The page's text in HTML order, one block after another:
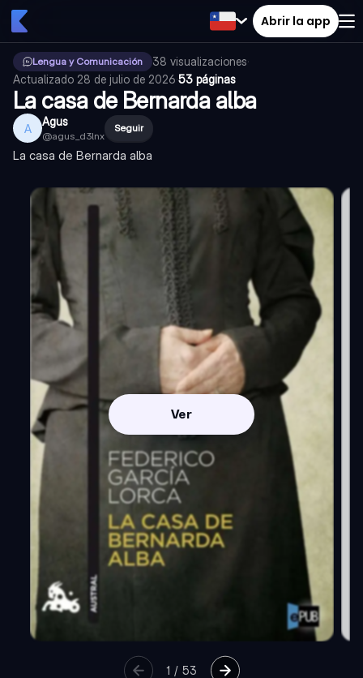
Abrir la app
Lengua y Comunicación 38 visualizaciones·
Actualizado 28 de julio de 2026·53 páginas
La casa de Bernarda alba
A Agus
@agus_d3lnx
Seguir
La casa de Bernarda alba
Ver
1 / 53